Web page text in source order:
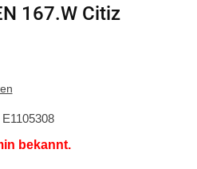
167.W Citiz
E1105308
bekannt.